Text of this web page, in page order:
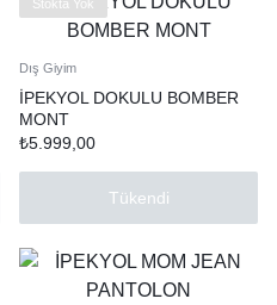
Stokta Yok
Dış Giyim
İPEKYOL DOKULU BOMBER
MONT
₺5.999,00
Tükendi